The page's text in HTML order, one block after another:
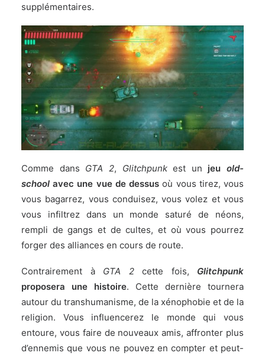
supplémentaires.
Comme dans GTA 2, Glitchpunkest un jeu old-
school avec une vue de dessus où vous tirez, vous
vous bagarrez, vous conduisez, vous volez et vous
vous infiltrez dans un monde saturé de néons,
rempli de gangs et de cultes, et où vous pourrez
forger des alliances en cours de route.
Contrairement à GTA 2cette fois, Glitchpunk
proposera une histoire. Cette dernière tournera
autour du transhumanisme, de la xénophobie et de la
religion. Vous influencerez le monde qui vous
entoure, vous faire de nouveaux amis, affronter plus
d’ennemis que vous ne pouvez en compter et peut-